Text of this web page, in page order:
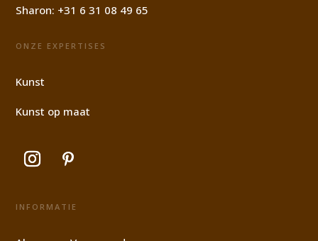
Sharon: +31 6 31 08 49 65
ONZE EXPERTISES
Kunst
Kunst op maat
INFORMATIE